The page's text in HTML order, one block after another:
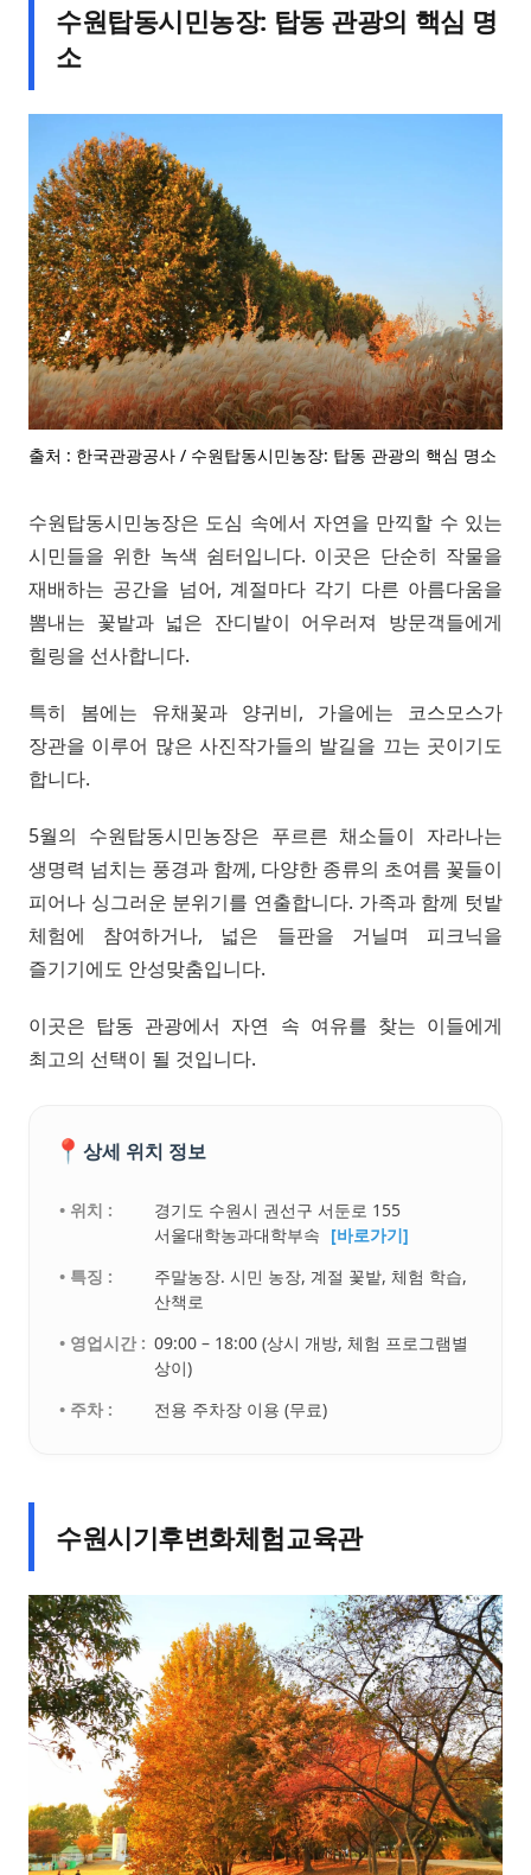
수원탑동시민농장: 탑동 관광의 핵심 명
소
출처 : 한국관광공사 / 수원탑동시민농장: 탑동 관광의 핵심 명소
수원탑동시민농장은 도심 속에서 자연을 만끽할 수 있는
시민들을 위한 녹색 쉼터입니다. 이곳은 단순히 작물을
재배하는 공간을 넘어, 계절마다 각기 다른 아름다움을
뽐내는 꽃밭과 넓은 잔디밭이 어우러져 방문객들에게
힐링을 선사합니다.
특히 봄에는 유채꽃과 양귀비, 가을에는 코스모스가
장관을 이루어 많은 사진작가들의 발길을 끄는 곳이기도
합니다.
5월의 수원탑동시민농장은 푸르른 채소들이 자라나는
생명력 넘치는 풍경과 함께, 다양한 종류의 초여름 꽃들이
피어나 싱그러운 분위기를 연출합니다. 가족과 함께 텃밭
체험에 참여하거나, 넓은 들판을 거닐며 피크닉을
즐기기에도 안성맞춤입니다.
이곳은 탑동 관광에서 자연 속 여유를 찾는 이들에게
최고의 선택이 될 것입니다.
📍 상세 위치 정보
• 위치 :
경기도 수원시 권선구 서둔로 155
서울대학농과대학부속 [바로가기]
• 특징 :
주말농장. 시민 농장, 계절 꽃밭, 체험 학습,
산책로
• 영업시간 : 09:00 – 18:00 (상시 개방, 체험 프로그램별
상이)
• 주차 :
전용 주차장 이용 (무료)
수원시기후변화체험교육관